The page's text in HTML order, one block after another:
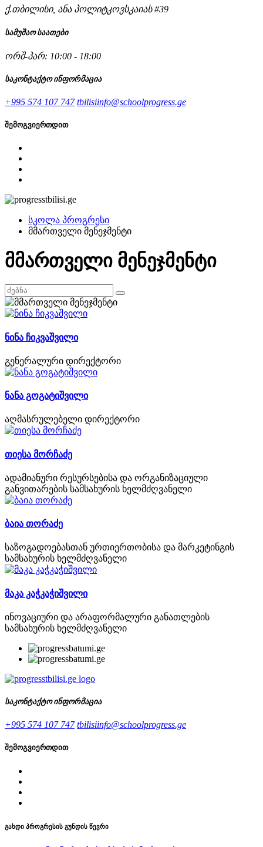
ქ.თბილისი, ანა პოლიტკოვსკაიას #39
სამუშაო საათები
ორშ-პარ: 10:00 - 18:00
საკონტაქტო ინფორმაცია
+995 574 107 747 tbilisiinfo@schoolprogress.ge
შემოგვიერთდით
სკოლა პროგრესი
მმართველი მენეჯმენტი
მმართველი მენეჯმენტი
ნინა ჩიკვაშვილი
გენერალური დირექტორი
ნანა გოგატიშვილი
აღმასრულებელი დირექტორი
თიესა მორჩაძე
ადამიანური რესურსებისა და ორგანიზაციული
განვითარების სამსახურის ხელმძღვანელი
ბაია თორაძე
საზოგადოებასთან ურთიერთობისა და მარკეტინგის
სამსახურის ხელმძღვანელი
მაკა კაჭკაჭიშვილი
ინოვაციური და არაფორმალური განათლების
სამსახურის ხელმძღვანელი
საკონტაქტო ინფორმაცია
+995 574 107 747 tbilisiinfo@schoolprogress.ge
შემოგვიერთდით
გახდი პროგრესის გუნდის წევრი